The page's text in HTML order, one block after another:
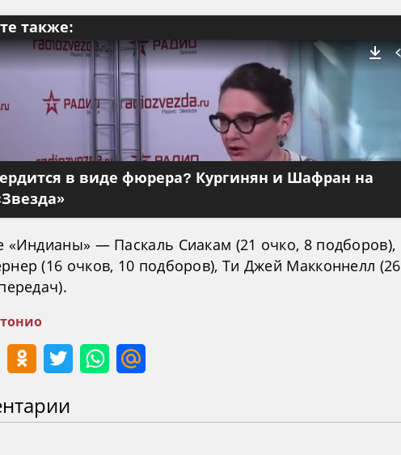
также:
в виде фюрера? Кургинян и Шафран на
«Индианы» — Паскаль Сиакам (21 очко, 8 подборов),
(16 очков, 10 подборов), Ти Джей Макконнелл (26